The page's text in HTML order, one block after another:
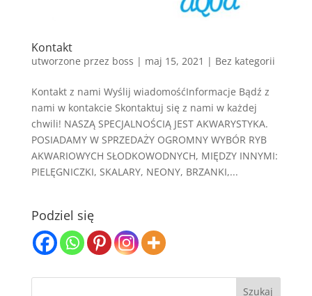
Kontakt
utworzone przez boss | maj 15, 2021 | Bez kategorii
Kontakt z nami Wyślij wiadomośćInformacje Bądź z
nami w kontakcie Skontaktuj się z nami w każdej
chwili! NASZĄ SPECJALNOŚCIĄ JEST AKWARYSTYKA.
POSIADAMY W SPRZEDAŻY OGROMNY WYBÓR RYB
AKWARIOWYCH SŁODKOWODNYCH, MIĘDZY INNYMI:
PIELĘGNICZKI, SKALARY, NEONY, BRZANKI,...
Podziel się